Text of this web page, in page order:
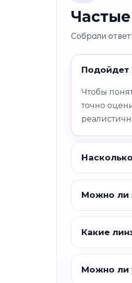
Собрали
Подойдет
Чтобы
точно
Можно ли
Какие
Можно ли